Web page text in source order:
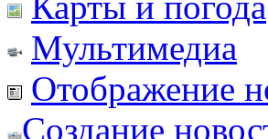
Мультимедиа
Отображение
Создание